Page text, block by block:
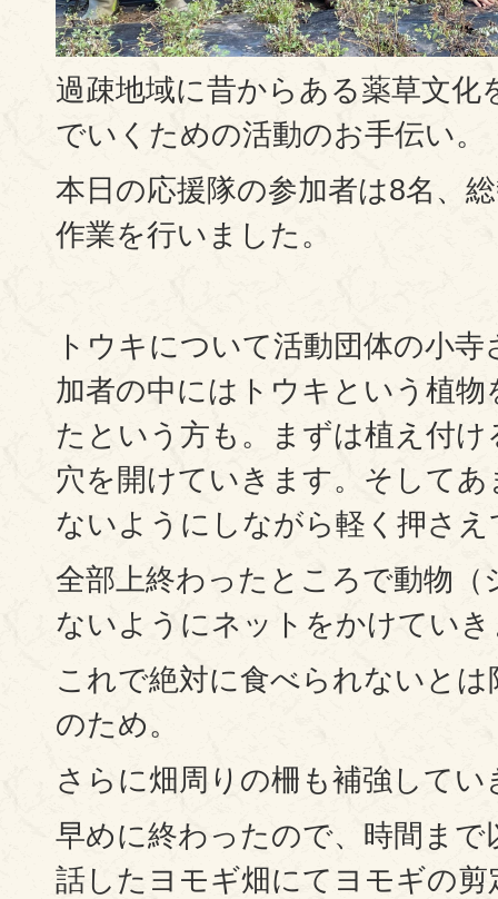
過疎地域に昔からある薬草文化
でいくための活動のお手伝い。
本日の応援隊の参加者は8名、
作業を行いました。
トウキについて活動団体の小
加者の中にはトウキという植
たという方も。まずは植え付
穴を開けていきます。そして
ないようにしながら軽く押さ
全部上終わったところで動物（
ないようにネットをかけてい
これで絶対に食べられないと
のため。
さらに畑周りの柵も補強してい
早めに終わったので、時間まで
話したヨモギ畑にてヨモギの